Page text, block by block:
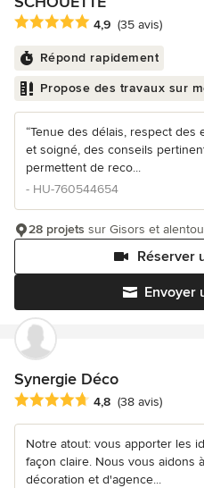
Note moyenne : 4.9 étoiles sur
4,9 (35 avis)
Répond rapidement
Propose des travaux sur
“Tenue des délais, respect
et soigné, des conseils
permettent de reco...
- HU-760544654
Envoyer
Réserver
28 projets sur Gisors et
Synergie Déco
Note moyenne : 4.8 étoiles sur
4,8 (38 avis)
Notre atout: vous apporter les
façon claire. Nous vous aidons
décoration et d'agence...